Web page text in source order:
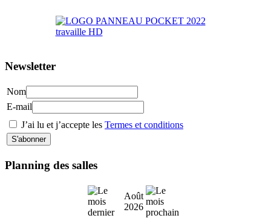
Newsletter
Nom
E-mail
J’ai lu et j’accepte les Termes et conditions
Planning des salles
Août
2026